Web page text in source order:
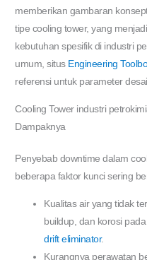
memberikan gambaran
tipe cooling tower, yang
kebutuhan spesifik di industri
umum, situs Engineering
referensi untuk parameter
Cooling Tower industri
Dampaknya
Penyebab downtime dalam
beberapa faktor kunci sering
Kualitas air yang tidak
buildup, dan korosi
drift eliminator.
Kurangnya perawatan